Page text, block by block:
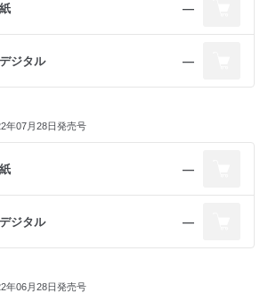
紙 ―
デジタル ―
年07月28日発売号
紙 ―
デジタル ―
年06月28日発売号